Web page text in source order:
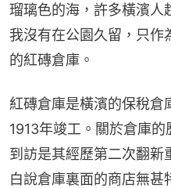
瑠璃色的海，許多橫濱人
我沒有在公園久留，只作
的紅磚倉庫。
紅磚倉庫是橫濱的保稅倉
1913年竣工。關於倉庫
到訪是其經歷第二次翻新
白說倉庫裏面的商店無甚